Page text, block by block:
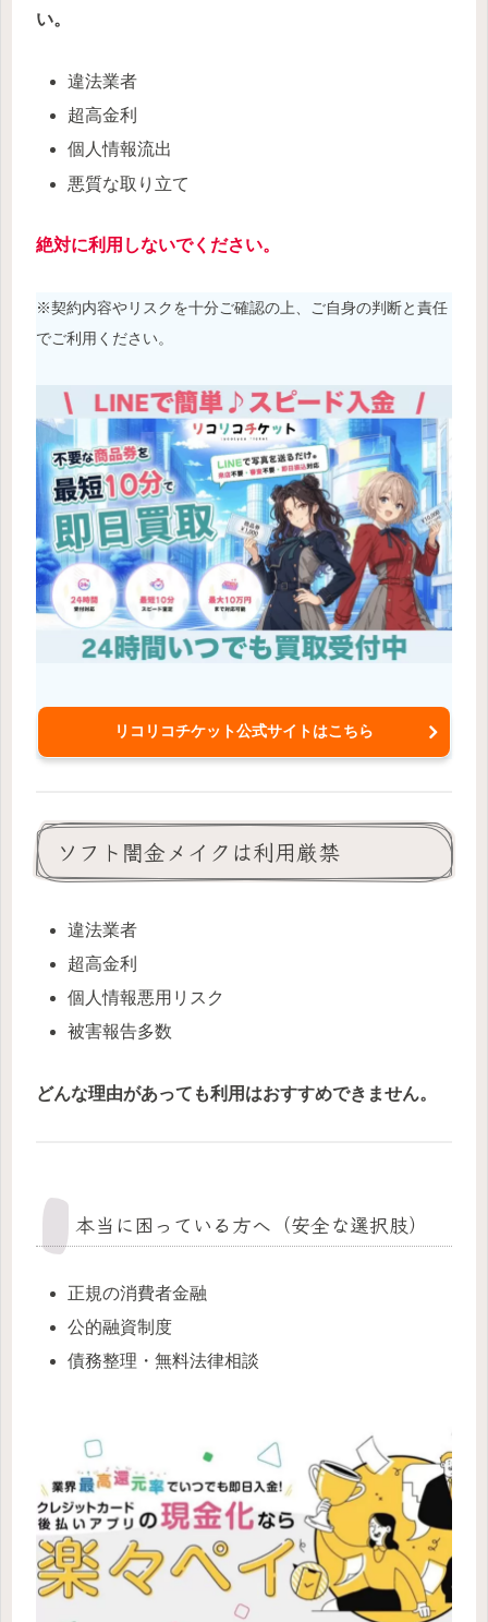
い。
違法業者
超高金利
個人情報流出
悪質な取り立て
絶対に利用しないでください。
※契約内容やリスクを十分ご確認の上、ご自身の判断と責任
でご利用ください。
リコリコチケット公式サイトはこちら
ソフト闇金メイクは利用厳禁
違法業者
超高金利
個人情報悪用リスク
被害報告多数
どんな理由があっても利用はおすすめできません。
本当に困っている方へ（安全な選択肢）
正規の消費者金融
公的融資制度
債務整理・無料法律相談